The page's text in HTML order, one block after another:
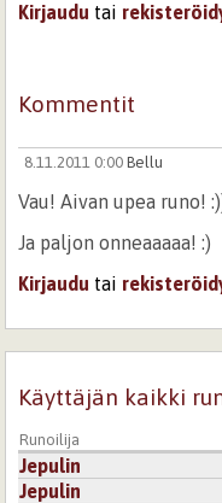
Kirjaudu tai
Kommentit
8.11.2011 0:00 Bellu
Vau! Aivan upea runo!
Ja paljon onneaaaaa! :)
Kirjaudu tai
Käyttäjän kaikki
Runoilija
Jepulin
Jepulin